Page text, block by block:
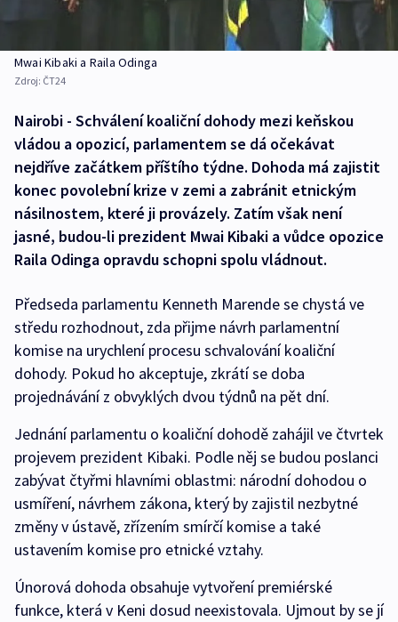
Mwai Kibaki a Raila Odinga
Zdroj: ČT24
Nairobi - Schválení koaliční dohody mezi keňskou
vládou a opozicí, parlamentem se dá očekávat
nejdříve začátkem příštího týdne. Dohoda má zajistit
konec povolební krize v zemi a zabránit etnickým
násilnostem, které ji provázely. Zatím však není
jasné, budou-li prezident Mwai Kibaki a vůdce opozice
Raila Odinga opravdu schopni spolu vládnout.
Předseda parlamentu Kenneth Marende se chystá ve
středu rozhodnout, zda přijme návrh parlamentní
komise na urychlení procesu schvalování koaliční
dohody. Pokud ho akceptuje, zkrátí se doba
projednávání z obvyklých dvou týdnů na pět dní.
Jednání parlamentu o koaliční dohodě zahájil ve čtvrtek
projevem prezident Kibaki. Podle něj se budou poslanci
zabývat čtyřmi hlavními oblastmi: národní dohodou o
usmíření, návrhem zákona, který by zajistil nezbytné
změny v ústavě, zřízením smírčí komise a také
ustavením komise pro etnické vztahy.
Únorová dohoda obsahuje vytvoření premiérské
funkce, která v Keni dosud neexistovala. Ujmout by se jí